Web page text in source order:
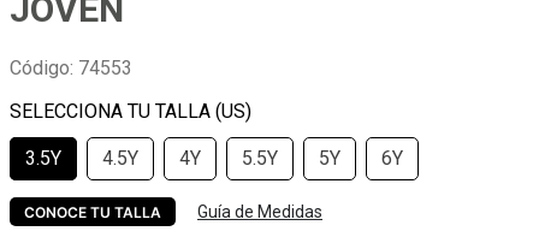
JOVEN
Código: 74553
3.5Y 4.5Y 4Y 5.5Y 5Y 6Y
CONOCE TU TALLA Guía de Medidas